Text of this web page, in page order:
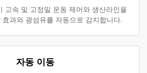
고속 및 고정밀 운동 제어와 생산라인을
효과와 광섬유를 자동으로 감지합니다.
자동 이동